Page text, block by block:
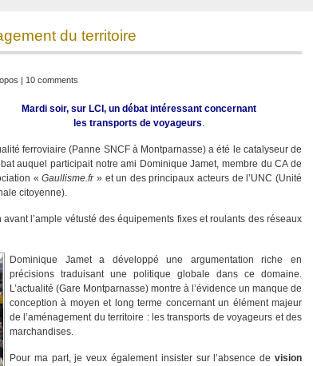
du territoire
| 10 comments
Mardi soir, sur LCI, un débat intéressant concernant
les transports de voyageurs.
ferroviaire (Panne SNCF à Montparnasse) a été le catalyseur de
auquel participait notre ami Dominique Jamet, membre du CA de
«Gaullisme.fr» et un des principaux acteurs de l’UNC (Unité
citoyenne).
l’ample vétusté des équipements fixes et roulants des réseaux
Dominique Jamet a développé une argumentation riche en
précisions traduisant une politique globale dans ce domaine.
L’actualité (Gare Montparnasse) montre à l’évidence un manque de
conception à moyen et long terme concernant un élément majeur
de l’aménagement du territoire : les transports de voyageurs et des
marchandises.
Pour ma part, je veux également insister sur l’absence de vision